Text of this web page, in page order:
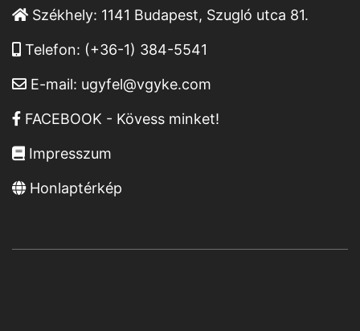
Székhely: 1141 Budapest, Szugló utca 81.
Telefon: (+36-1) 384-5541
E-mail: ugyfel@vgyke.com
FACEBOOK - Kövess minket!
Impresszum
Honlaptérkép